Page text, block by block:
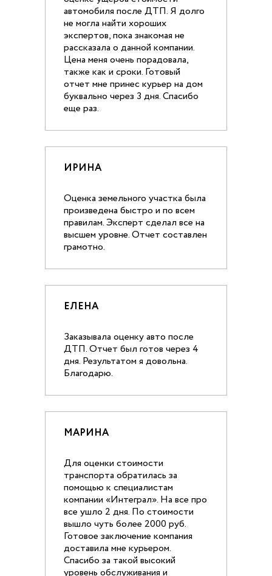
автомобиля после ДТП. Я долго
не могла найти хороших
экспертов, пока знакомая не
рассказала о данной компании.
Цена меня очень порадовала,
также как и сроки. Готовый
отчет мне принес курьер на дом
буквально через 3 дня. Спасибо
еще раз.
ИРИНА
Оценка земельного участка была
произведена быстро и по всем
правилам. Эксперт сделал все на
высшем уровне. Отчет составлен
грамотно.
ЕЛЕНА
Заказывала оценку авто после
ДТП. Отчет был готов через 4
дня. Результатом я довольна.
Благодарю.
МАРИНА
Для оценки стоимости
транспорта обратилась за
помощью к специалистам
компании «Интеграл». На все про
все ушло 2 дня. По стоимости
вышло чуть более 2000 руб.
Готовое заключение компания
доставила мне курьером.
Спасибо за такой высокий
уровень обслуживания и